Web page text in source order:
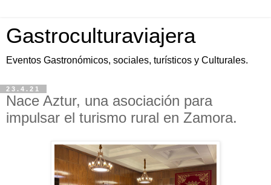
Gastroculturaviajera
Eventos Gastronómicos, sociales, turísticos y Culturales.
23.4.21
Nace Aztur, una asociación para
impulsar el turismo rural en Zamora.